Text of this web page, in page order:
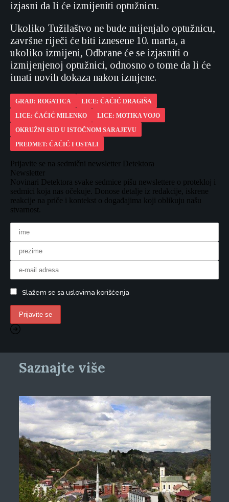
izjasni da li će izmijeniti optužnicu.
Ukoliko Tužilaštvo ne bude mijenjalo optužnicu,
završne riječi će biti iznesene 10. marta, a
ukoliko izmijeni, Odbrane će se izjasniti o
izmijenjenoj optužnici, odnosno o tome da li će
imati novih dokaza nakon izmjene.
GRAD: ROGATICA
LICE: ĆAĆIĆ DRAGIŠA
LICE: ĆAĆIĆ MILENKO
LICE: MOTIKA VOJO
OKRUŽNI SUD U ISTOČNOM SARAJEVU
PREDMET: ĆAĆIĆ I OSTALI
Prijavite se na sedmični newsletter Detektora
Newsletter
Novinari Detektora svake sedmice pišu newslettere o protekloj i
sedmici koja nas očekuje. Donose detalje iz redakcije, iskrene
reakcije na priče i kontekst o događajima koji oblikuju našu
stvarnost.
Slažem se sa uslovima korišćenja
Saznajte više